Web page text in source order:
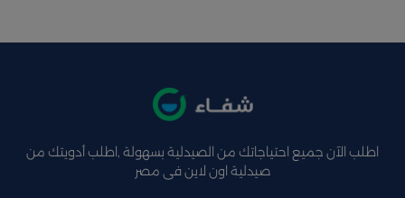
اطلب الآن جميع احتياجاتك من الصيدلية بسهولة ,اطلب أدويتك من
صيدلية اون لاين فى مصر